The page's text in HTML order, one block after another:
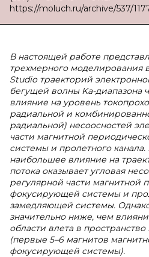
https://moluch.ru/archive/537/
В настоящей работе
трехмерного моделирования
Studio траекторий
бегущей волны Ka-диапазона
влияние на уровень
радиальной и
радиальной) несоосностей
части магнитной
системы и пролетного канала.
наибольшее влияние на
потока оказывает угловая
регулярной части магнитной
фокусирующей системы и
замедляющей системы.
значительно ниже, чем
области влета в
(первые 5–6 магнитов
фокусирующей системы).